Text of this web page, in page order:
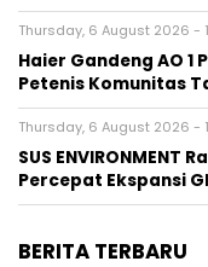
Thursday, 6 August 2026 -
Haier Gandeng AO 1
Petenis Komunitas
Thursday, 6 August 2026 -
SUS ENVIRONMENT
Percepat Ekspansi
BERITA TERBARU